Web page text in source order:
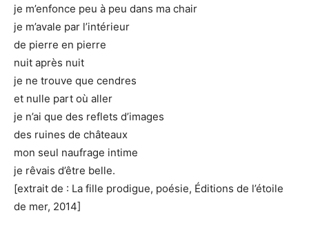
je m’enfonce peu à peu dans ma chair
je m’avale par l’intérieur
de pierre en pierre
nuit après nuit
je ne trouve que cendres
et nulle part où aller
je n’ai que des reflets d’images
des ruines de châteaux
mon seul naufrage intime
je rêvais d’être belle.
[extrait de : La fille prodigue, poésie, Éditions de l’étoile
de mer, 2014]